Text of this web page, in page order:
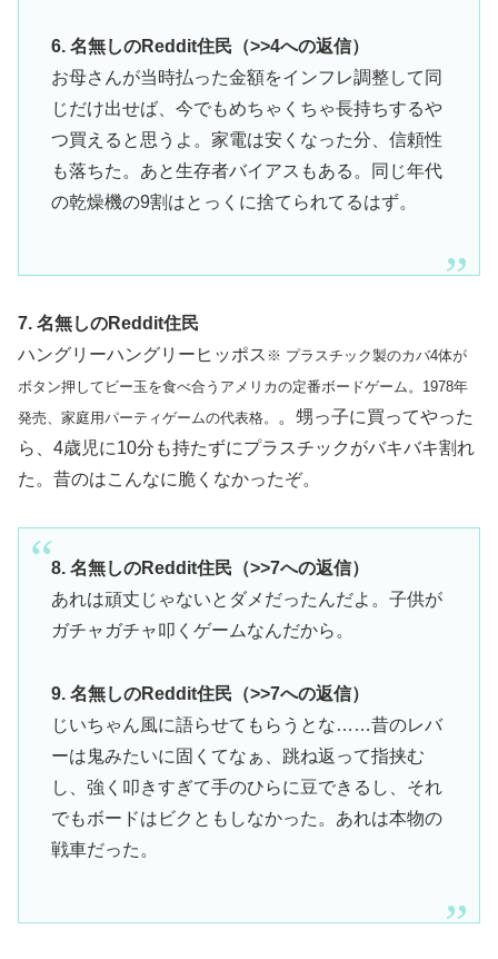
6. 名無しのReddit住民（>>4への返信）
お母さんが当時払った金額をインフレ調整して同
じだけ出せば、今でもめちゃくちゃ長持ちするや
つ買えると思うよ。家電は安くなった分、信頼性
も落ちた。あと生存者バイアスもある。同じ年代
の乾燥機の9割はとっくに捨てられてるはず。
7. 名無しのReddit住民
ハングリーハングリーヒッポス ※ プラスチック製のカバ4体が
ボタン押してビー玉を食べ合うアメリカの定番ボードゲーム。1978年
発売、家庭用パーティゲームの代表格。
。甥っ子に買ってやった
ら、4歳児に10分も持たずにプラスチックがバキバキ割れ
た。昔のはこんなに脆くなかったぞ。
8. 名無しのReddit住民（>>7への返信）
あれは頑丈じゃないとダメだったんだよ。子供が
ガチャガチャ叩くゲームなんだから。
9. 名無しのReddit住民（>>7への返信）
じいちゃん風に語らせてもらうとな……昔のレバ
ーは鬼みたいに固くてなぁ、跳ね返って指挟む
し、強く叩きすぎて手のひらに豆できるし、それ
でもボードはビクともしなかった。あれは本物の
戦車だった。